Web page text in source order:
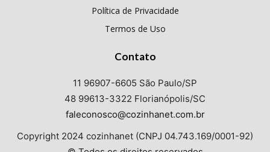
Política de Privacidade
Termos de Uso
Contato
11 96907-6605 São Paulo/SP
48 99613-3322 Florianópolis/SC
faleconosco@cozinhanet.com.br
Copyright 2024 cozinhanet (CNPJ 04.743.169/0001-92)